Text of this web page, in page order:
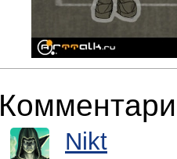
Nikt